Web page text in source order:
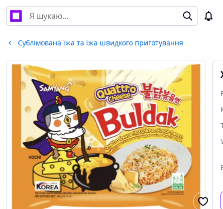
Сублімована їжа та їжа швидкого приготування